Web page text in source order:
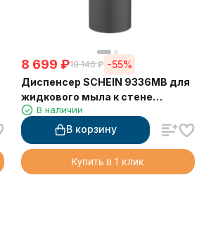
8 699 ₽19 140 ₽ -55%
Диспенсер SCHEIN 9336MB для
жидкового мыла к стене
черный
В наличии
В корзину
Купить в 1 клик